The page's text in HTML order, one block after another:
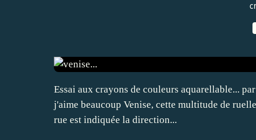
Essai aux crayons de couleurs aquarellable...
j'aime beaucoup Venise, cette multitude de
rue est indiquée la direction...